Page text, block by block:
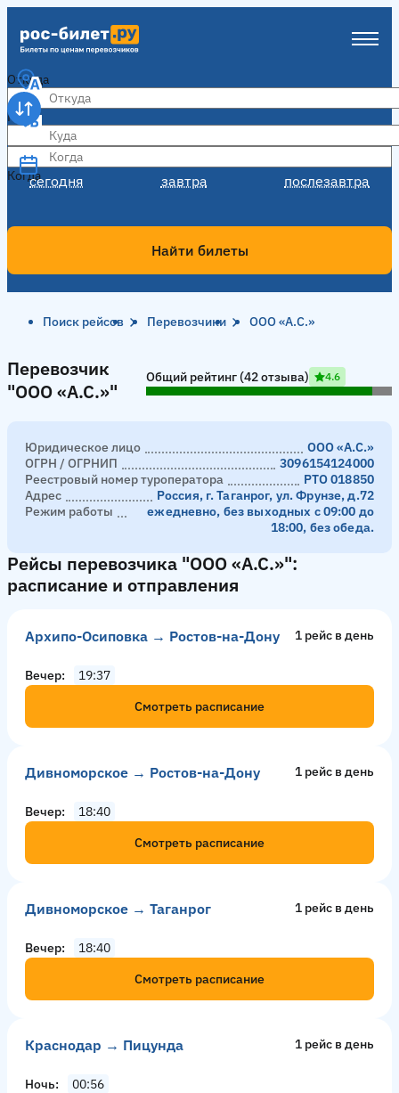
Откуда
Куда
Когда
сегодня завтра послезавтра
Когда
Найти билеты
Поиск рейсов Перевозчики ООО «А.С.»
Перевозчик "ООО «А.С.»"
Перевозчик
"ООО «А.С.»"
Общий рейтинг (42 отзыва) 4.6
Юридическое лицо
ООО «А.С.»
ОГРН / ОГРНИП
3096154124000
Реестровый номер туроператора
РТО 018850
Адрес
Россия, г. Таганрог, ул. Фрунзе, д.72
Режим работы
ежедневно, без выходных с 09:00 до
18:00, без обеда.
Рейсы перевозчика "ООО «А.С.»":
расписание и отправления
Архипо-Осиповка → Ростов-на-Дону 1 рейс в день
Вечер
19:37
Смотреть расписание
Дивноморское → Ростов-на-Дону 1 рейс в день
Вечер
18:40
Смотреть расписание
Дивноморское → Таганрог 1 рейс в день
Вечер
18:40
Смотреть расписание
Краснодар → Пицунда 1 рейс в день
Ночь
00:56